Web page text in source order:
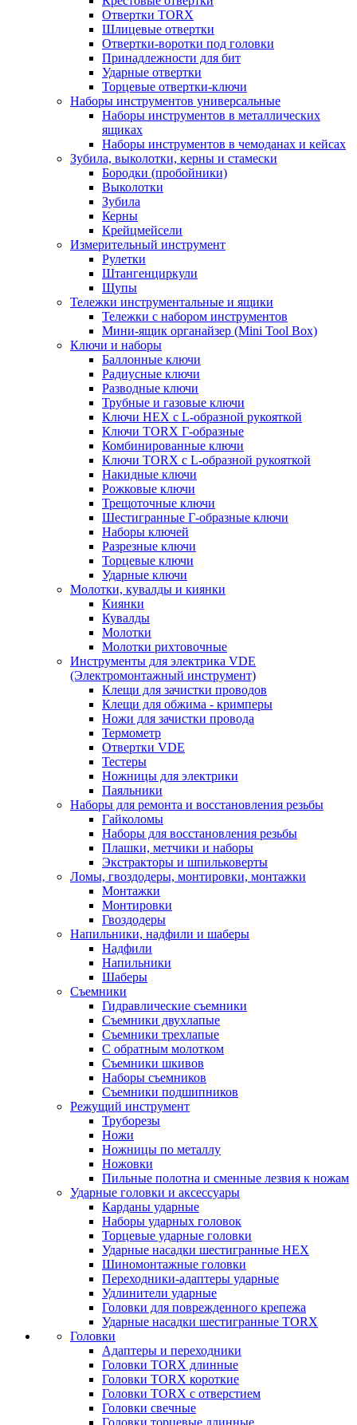
Отвертки TORX
Шлицевые отвертки
Отвертки-воротки под головки
Принадлежности для бит
Ударные отвертки
Торцевые отвертки-ключи
Наборы инструментов универсальные
Наборы инструментов в металлических
ящиках
Наборы инструментов в чемоданах и кейсах
Зубила, выколотки, керны и стамески
Бородки (пробойники)
Выколотки
Зубила
Керны
Крейцмейсели
Измерительный инструмент
Рулетки
Штангенциркули
Щупы
Тележки инструментальные и ящики
Тележки с набором инструментов
Мини-ящик органайзер (Mini Tool Box)
Ключи и наборы
Баллонные ключи
Радиусные ключи
Разводные ключи
Трубные и газовые ключи
Ключи HEX с L-образной рукояткой
Ключи TORX Г-образные
Комбинированные ключи
Ключи TORX с L-образной рукояткой
Накидные ключи
Рожковые ключи
Трещоточные ключи
Шестигранные Г-образные ключи
Наборы ключей
Разрезные ключи
Торцевые ключи
Ударные ключи
Молотки, кувалды и киянки
Киянки
Кувалды
Молотки
Молотки рихтовочные
Инструменты для электрика VDE
(Электромонтажный инструмент)
Клещи для зачистки проводов
Клещи для обжима - кримперы
Ножи для зачистки провода
Термометр
Отвертки VDE
Тестеры
Ножницы для электрики
Паяльники
Наборы для ремонта и восстановления резьбы
Гайколомы
Наборы для восстановления резьбы
Плашки, метчики и наборы
Экстракторы и шпильковерты
Ломы, гвоздодеры, монтировки, монтажки
Монтажки
Монтировки
Гвоздодеры
Напильники, надфили и шаберы
Надфили
Напильники
Шаберы
Съемники
Гидравлические съемники
Съемники двухлапые
Съемники трехлапые
С обратным молотком
Съемники шкивов
Наборы съемников
Съемники подшипников
Режущий инструмент
Труборезы
Ножи
Ножницы по металлу
Ножовки
Пильные полотна и сменные лезвия к ножам
Ударные головки и аксессуары
Карданы ударные
Наборы ударных головок
Торцевые ударные головки
Ударные насадки шестигранные HEX
Шиномонтажные головки
Переходники-адаптеры ударные
Удлинители ударные
Головки для поврежденного крепежа
Ударные насадки шестигранные TORX
Головки
Адаптеры и переходники
Головки TORX длинные
Головки TORX короткие
Головки TORX с отверстием
Головки свечные
Головки торцевые длинные